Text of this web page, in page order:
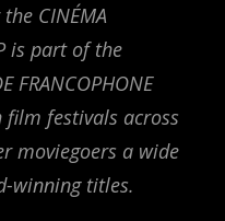
CINÉMA
is part of the
FRANCOPHONE
festivals across
moviegoers a wide
winning titles.